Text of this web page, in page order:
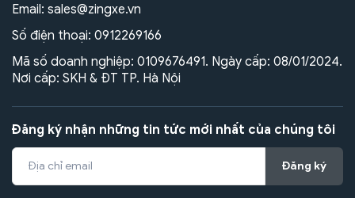
Email: sales@zingxe.vn
Số điện thoại: 0912269166
Mã số doanh nghiệp: 0109676491. Ngày cấp: 08/01/2024.
Nơi cấp: SKH & ĐT TP. Hà Nội
Đăng ký nhận những tin tức mới nhất của chúng tôi
Đăng ký